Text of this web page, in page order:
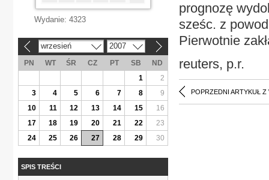
prognozę
sześc. z
Pierwotnie
reuters, p.r.
POPRZEDNI ARTYKUŁ Z
Wydanie: 4323
wrzesień 2007
PN WT ŚR CZ PT SB
ND
1
2
3
4 5 6 7 8
9
10
11 12 13 14 15
16
17
18 19 20 21 22
23
24
25 26 27 28 29 30
SPIS TREŚCI